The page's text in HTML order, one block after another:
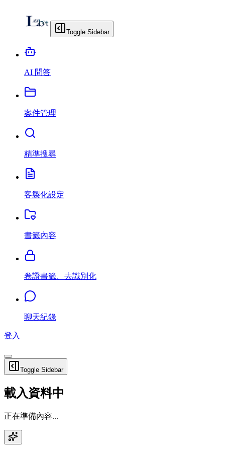
Toggle Sidebar
AI 問答
案件管理
精準搜尋
客製化設定
書籤內容
卷證書籤、去識別化
聊天紀錄
登入
Toggle Sidebar
載入資料中
正在準備內容...